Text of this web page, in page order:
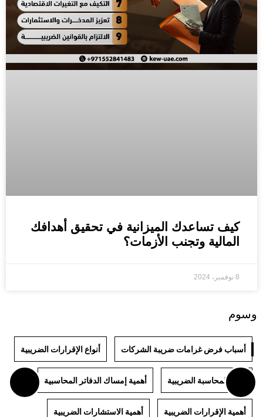
كيف تساعدك الميزانية في تحقيق أهدافك
المالية وتجنب الأزمات؟
8 نوفمبر، 2024
وسوم
أسباب فرض غرامات ضريبة الشركات أنواع الإقرارات الضريبية
أنواع المحاسبة الضريبية أهمية إمساك الدفاتر المحاسبية
أهمية الإقرارات الضريبية أهمية الاستشارات الضريبية